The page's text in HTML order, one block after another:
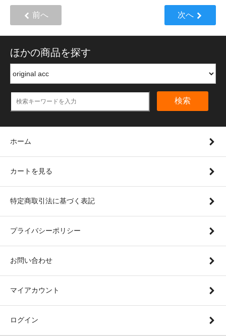
前へ 次へ
ほかの商品を探す
検索
ホーム
カートを見る
特定商取引法に基づく表記
プライバシーポリシー
お問い合わせ
マイアカウント
ログイン